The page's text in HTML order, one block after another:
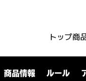
トップ商
商品情報 ルール